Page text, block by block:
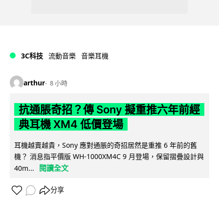
3C科技 流動音樂 音樂耳機
arthur 8 小時
抗通脹奇招？傳 Sony 擬重推六年前經
典耳機 XM4 低價登場
耳機越賣越貴，Sony 應對通脹的奇招居然是重推 6 年前的舊
機？ 消息指平價版 WH-1000XM4C 9 月登場，保留摺疊設計與
40m...
閱讀全文
分享